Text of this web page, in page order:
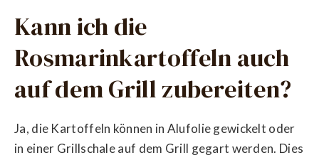
Kann ich die
Rosmarinkartoffeln auch
auf dem Grill zubereiten?
Ja, die Kartoffeln können in Alufolie gewickelt oder
in einer Grillschale auf dem Grill gegart werden. Dies